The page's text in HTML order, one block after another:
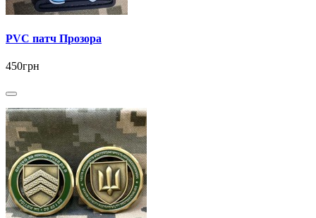
PVC патч Прозора
450грн